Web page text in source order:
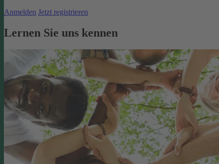
Anmelden Jetzt registrieren
Lernen Sie uns kennen